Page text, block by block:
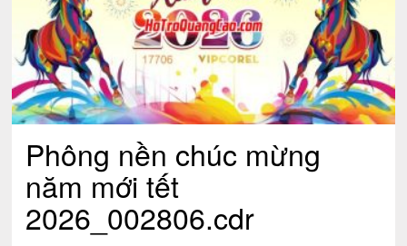
Phông nền chúc mừng
năm mới tết
2026_002806.cdr